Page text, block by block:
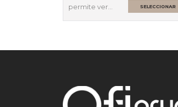
permite ver…
SELECCIONAR